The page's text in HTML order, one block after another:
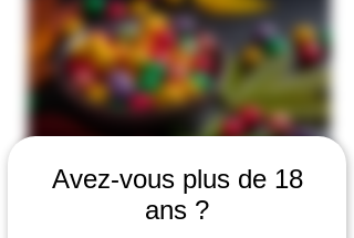
Avez-vous plus de 18
ans ?